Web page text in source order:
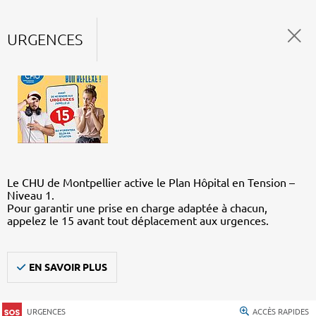
URGENCES
Le CHU de Montpellier active le Plan Hôpital en Tension –
Niveau 1.
Pour garantir une prise en charge adaptée à chacun,
appelez le 15 avant tout déplacement aux urgences.
EN SAVOIR PLUS
URGENCES ACCÈS RAPIDES